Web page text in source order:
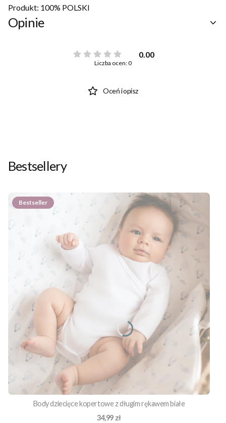
Produkt: 100% POLSKI
Opinie
0.00
Liczba ocen: 0
Oceń i opisz
Bestsellery
Bestseller
Body dziecięce kopertowe z długim rękawem białe
Cena
34,99 zł